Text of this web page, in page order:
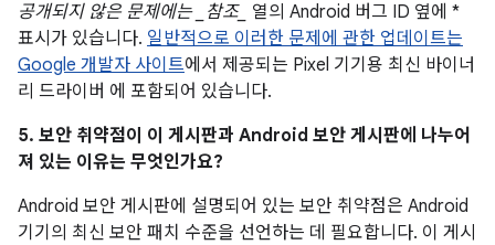
공개되지 않은 문제에는 _참조_ 열의 Android 버그 ID 옆에 *
표시가 있습니다. 일반적으로 이러한 문제에 관한 업데이트는
Google 개발자 사이트에서 제공되는 Pixel 기기용 최신 바이너
리 드라이버 에 포함되어 있습니다.
5. 보안 취약점이 이 게시판과 Android 보안 게시판에 나누어
져 있는 이유는 무엇인가요?
Android 보안 게시판에 설명되어 있는 보안 취약점은 Android
기기의 최신 보안 패치 수준을 선언하는 데 필요합니다. 이 게시